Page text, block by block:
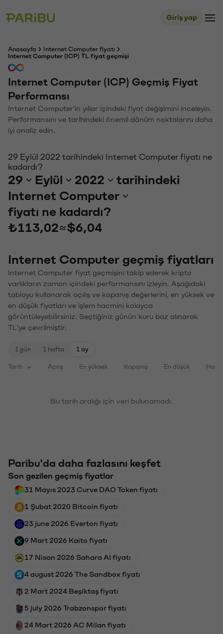
Giriş yap
Anasayfa
Internet Computer fiyatı
Internet Computer (ICP) TL fiyat geçmişi
Internet Computer (ICP) Geçmiş Fiyat
Performansı
Internet Computer'in yıllar içindeki fiyat değişimini inceleyin.
Performansını ve tarihindeki önemli dönüm noktalarını daha
iyi analiz edin.
29 Eylül 2022 tarihindeki Internet Computer fiyatı ne
kadardı?
29 Eylül 2022
tarihindeki
Internet Computer
fiyatı ne kadardı?
₺113,02≈$6,04
Internet Computer geçmiş fiyatları
Internet Computer fiyat geçmişini takip ederek kripto
varlıkların zaman içindeki performansını izleyin. Aşağıdaki
tabloyu kullanarak açılış ve kapanış değerlerini, en yüksek ve
en düşük fiyatları ve işlem hacmini kolayca
görüntüleyebilirsiniz. Seçtiğiniz günün kuru baz alınarak
TL'ye çevrilmiştir.
1 gün 1 hafta 1 ay
Tarih Açılış En yüksek Kapanış En düşük
Bu tarih aralığı için veri bulunamadı.
Paribu'da daha fazlasını keşfet
Son gezilen geçmiş fiyatlar
31 Mayıs 2023 Curve DAO Token fiyatı
1 Şubat 2020 Bitcoin fiyatı
23 june 2026 Everton fiyatı
9 Mart 2026 Kaito fiyatı
17 Nisan 2026 Sahara AI fiyatı
4 august 2026 The Sandbox fiyatı
2 Mart 2024 Beşiktaş fiyatı
5 july 2026 Trabzonspor fiyatı
24 Mart 2026 AC Milan fiyatı